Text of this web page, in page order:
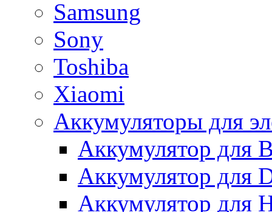
Samsung
Sony
Toshiba
Xiaomi
Аккумуляторы для
Аккумулятор для
Аккумулятор для
Аккумулятор для